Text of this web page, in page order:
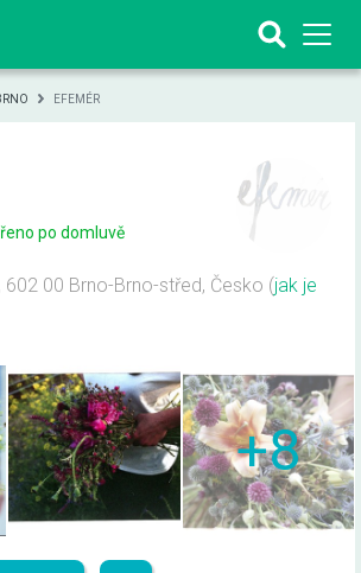
EFEMÉR
po domluvě
00 Brno-Brno-střed, Česko (jak je
+8